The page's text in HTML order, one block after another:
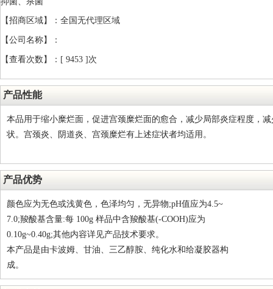
【招商区域】：全国无代理区域
【公司名称】：
【查看次数】：[ 9453 ]次
产品性能
本品用于缩小糜烂面，促进宫颈糜烂面的愈合，减少局部炎症程度，
状。宫颈炎、阴道炎、宫颈糜烂有上述症状者均适用。
产品优势
颜色应为无色或浅黄色，色泽均匀，无异物;pH值应为4.5~
7.0;羧酸基含量:每 100g 样品中含羧酸基(-COOH)应为
0.10g~0.40g;其他内容详见产品技术要求。
本产品是由卡波姆、甘油、三乙醇胺、纯化水和给凝胶器构
成。